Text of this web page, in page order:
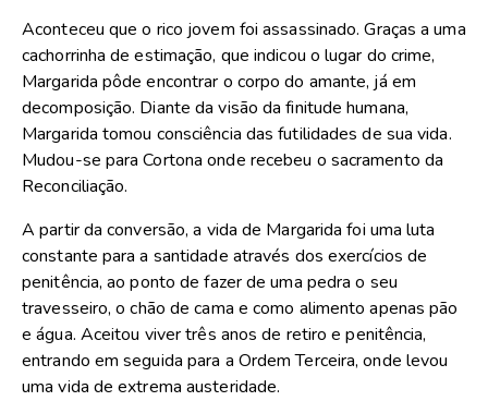
Aconteceu que o rico jovem foi assassinado. Graças a uma
cachorrinha de estimação, que indicou o lugar do crime,
Margarida pôde encontrar o corpo do amante, já em
decomposição. Diante da visão da finitude humana,
Margarida tomou consciência das futilidades de sua vida.
Mudou-se para Cortona onde recebeu o sacramento da
Reconciliação.
A partir da conversão, a vida de Margarida foi uma luta
constante para a santidade através dos exercícios de
penitência, ao ponto de fazer de uma pedra o seu
travesseiro, o chão de cama e como alimento apenas pão
e água. Aceitou viver três anos de retiro e penitência,
entrando em seguida para a Ordem Terceira, onde levou
uma vida de extrema austeridade.